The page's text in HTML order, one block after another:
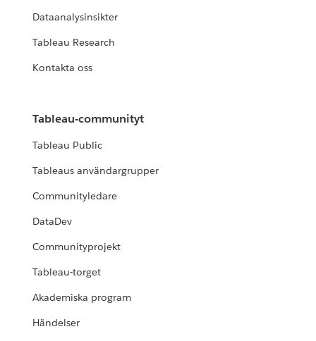
Dataanalysinsikter
Tableau Research
Kontakta oss
Tableau-communityt
Tableau Public
Tableaus användargrupper
Communityledare
DataDev
Communityprojekt
Tableau-torget
Akademiska program
Händelser